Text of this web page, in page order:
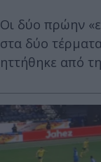
Οι δύο πρώην
στα δύο
ηττήθηκε από